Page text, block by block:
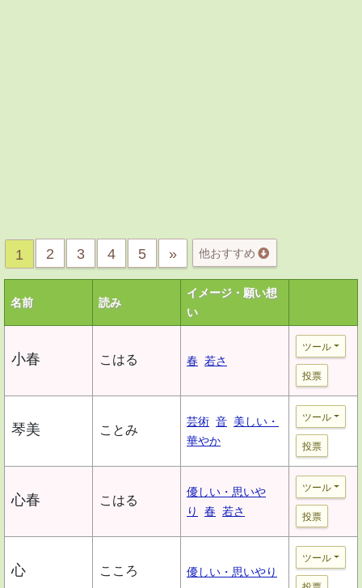
1 2 3 4 5 » 他おすすめ
名前 読み
イメージ・願い想
い
小春 こはる 春 若さ
ツール
投票
琴美 ことみ
芸術 音 美しい・
華やか
ツール
投票
心春 こはる
優しい・思いや
り
春 若さ
ツール
投票
心 こころ 優しい・思いやり
ツール